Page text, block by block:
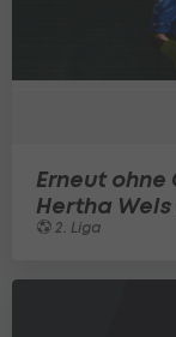
Erneut
Hertha
2. Liga